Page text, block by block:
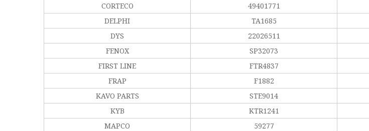
CORTECO
49401771
DELPHI
TA1685
DYS
22026511
FENOX
SP32073
FIRST LINE
FTR4837
FRAP
F1882
KAVO PARTS
STE9014
KYB
KTR1241
MAPCO
59277